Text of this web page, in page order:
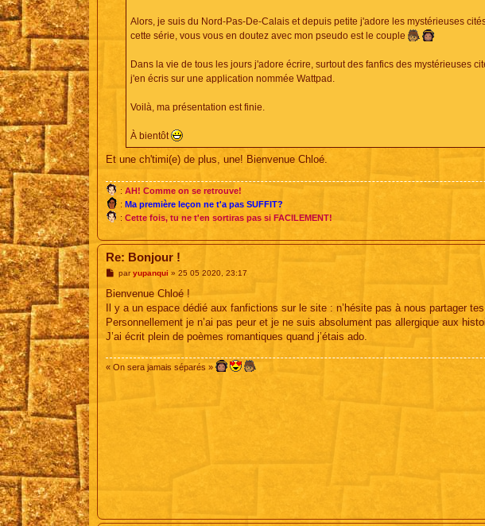
Alors, je suis du Nord-Pas-De-Calais et depuis petite j'adore les mystérieuses
cette série, vous vous en doutez avec mon pseudo est le couple
Dans la vie de tous les jours j'adore écrire, surtout des fanfics des mystérieuses
j'en écris sur une application nommée Wattpad.
Voilà, ma présentation est finie.
À bientôt
Et une ch'timi(e) de plus, une! Bienvenue Chloé.
: AH! Comme on se retrouve!
: Ma première leçon ne t'a pas SUFFIT?
: Cette fois, tu ne t'en sortiras pas si FACILEMENT!
Re: Bonjour !
M
s
a
g
paryupanqui » 25 05 2020, 23:17
Bienvenue Chloé !
Il y a un espace dédié aux fanfictions sur le site : n’hésite pas à nous partager
Personnellement je n’ai pas peur et je ne suis absolument pas allergique aux
J’ai écrit plein de poèmes romantiques quand j’étais ado.
« On sera jamais séparés »